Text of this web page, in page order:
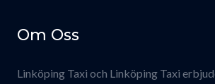
Om Oss
Linköping Taxi och Linköping Taxi